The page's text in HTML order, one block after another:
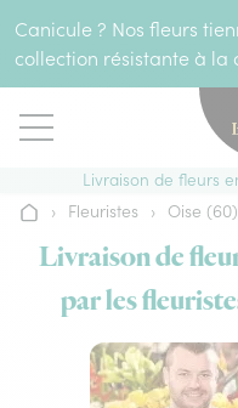
Canicule ? Nos fleurs
collection résistante à la
Livraison de fleurs
Accueil
› Fleuristes › Oise (60)
Livraison de
par les